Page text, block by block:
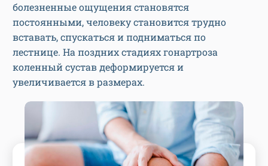
болезненные ощущения становятся
постоянными, человеку становится трудно
вставать, спускаться и подниматься по
лестнице. На поздних стадиях гонартроза
коленный сустав деформируется и
увеличивается в размерах.